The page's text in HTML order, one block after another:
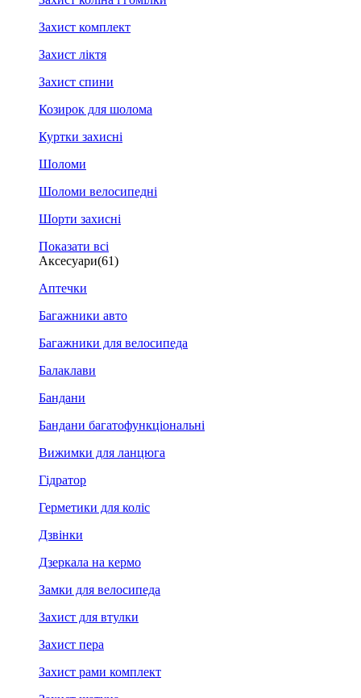
Захист комплект
Захист ліктя
Захист спини
Козирок для шолома
Куртки захисні
Шоломи
Шоломи велосипедні
Шорти захисні
Показати всі
Аксесуари(61)
Аптечки
Багажники авто
Багажники для велосипеда
Балаклави
Бандани
Бандани багатофункціональні
Вижимки для ланцюга
Гідратор
Герметики для коліс
Дзвінки
Дзеркала на кермо
Замки для велосипеда
Захист для втулки
Захист пера
Захист рами комплект